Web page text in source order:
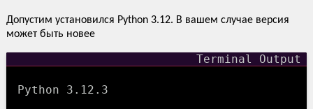
Допустим установился Python 3.12. В вашем случае версия
может быть новее
Python 3.12.3